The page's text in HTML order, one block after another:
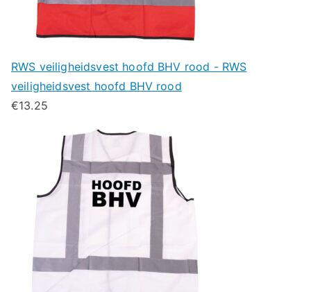
RWS veiligheidsvest hoofd BHV rood - RWS
veiligheidsvest hoofd BHV rood
€13.25